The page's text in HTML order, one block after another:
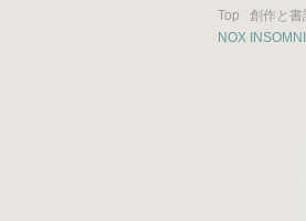
Top 創作と書
NOX